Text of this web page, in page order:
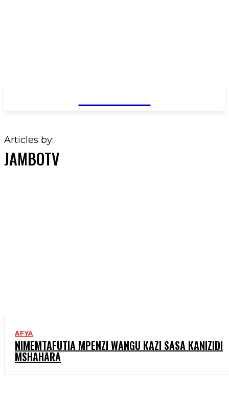
Articles by:
JAMBOTV
AFYA
NIMEMTAFUTIA MPENZI WANGU KAZI SASA KANIZIDI
MSHAHARA